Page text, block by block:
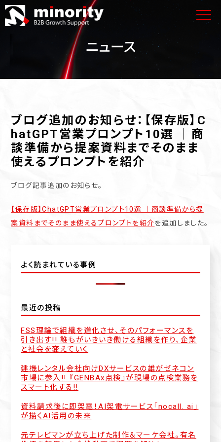
ニュース
ブログ追加のお知らせ：【保存版】C
hatGPT営業プロンプト10選 ｜商
談準備から提案資料までそのまま
使えるプロンプトを紹介
ブログ記事追加のお知らせ。
【保存版】ChatGPT営業プロンプト10選 ｜商談準備から提
案資料までそのまま使えるプロンプトを紹介を追加しました。
よく読まれている事例
最近の投稿
FSS理論で組織を進化させ、そのパフォーマンスを
引き出す!! 誰もがいきいき働ける組織を作り、企業
と社会を変えていく
建機レンタル会社向けDXサービスの雄がゼネコン
市場に参入!! 『GENBAx点検』が現場の点検業務を
スマート化する!!
資料請求後に即架電！AI架電サービス「nocall. ai」
が描くAI活用の未来
元テレビマンが立ち上げた制作＆マーケ会社。有名